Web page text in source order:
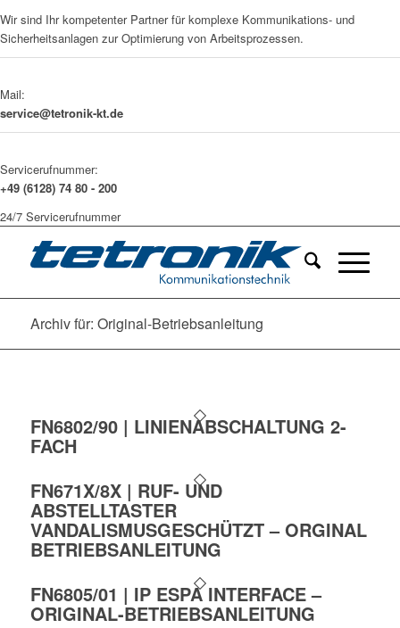
Wir sind Ihr kompetenter Partner für komplexe Kommunikations- und
Sicherheitsanlagen zur Optimierung von Arbeitsprozessen.
Mail:
service@tetronik-kt.de
Servicerufnummer:
+49 (6128) 74 80 - 200
24/7 Servicerufnummer
Archiv für: Original-Betriebsanleitung
FN6802/90 | LINIENABSCHALTUNG 2-
FACH
FN671X/8X | RUF- UND
ABSTELLTASTER
VANDALISMUSGESCHÜTZT – ORGINAL
BETRIEBSANLEITUNG
FN6805/01 | IP ESPA INTERFACE –
ORIGINAL-BETRIEBSANLEITUNG